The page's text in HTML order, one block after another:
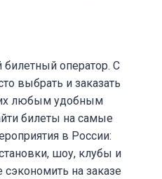
оператор. С
выбрать и заказать
их любым удобным
билеты на самые
в России:
шоу, клубы и
сэкономить на заказе